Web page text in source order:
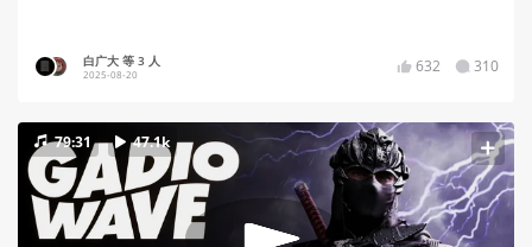
白广大 等 3 人
2025-08-20 632 310
79:31 47.1k